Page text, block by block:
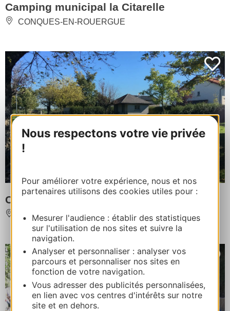
Nous respectons votre vie privée
!
Pour améliorer votre expérience, nous et nos
partenaires utilisons des cookies utiles pour :
Mesurer l'audience : établir des statistiques
sur l'utilisation de nos sites et suivre la
navigation.
Analyser et personnaliser : analyser vos
parcours et personnaliser nos sites en
fonction de votre navigation.
Vous adresser des publicités personnalisées,
en lien avec vos centres d'intérêts sur notre
site et en dehors.
Camping municipal la Citarelle
CONQUES-EN-ROUERGUE
Camping Municipal de Lédergues
LEDERGUES